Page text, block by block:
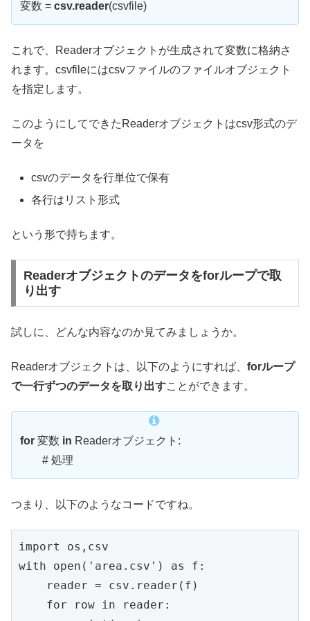
変数 = csv.reader(csvfile)
これで、Readerオブジェクトが生成されて変数に格納さ
れます。csvfileにはcsvファイルのファイルオブジェクト
を指定します。
このようにしてできたReaderオブジェクトはcsv形式のデ
ータを
csvのデータを行単位で保有
各行はリスト形式
という形で持ちます。
Readerオブジェクトのデータをforループで取
り出す
試しに、どんな内容なのか見てみましょうか。
Readerオブジェクトは、以下のようにすれば、 forループ
で一行ずつのデータを取り出すことができます。
for 変数 in Readerオブジェクト:
# 処理
つまり、以下のようなコードですね。
import os,csv
with open('area.csv') as f:
    reader = csv.reader(f)
    for row in reader: